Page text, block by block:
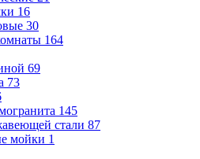
16
30
164
69
73
145
стали 87
мойки 1